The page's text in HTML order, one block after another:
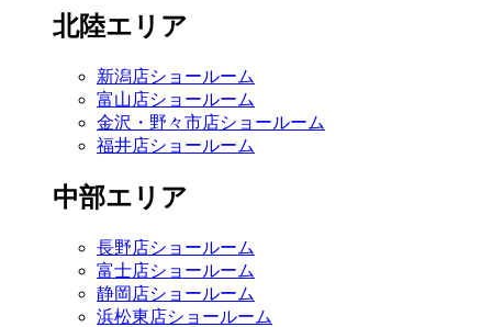
北陸エリア
新潟店ショールーム
富山店ショールーム
金沢・野々市店ショールーム
福井店ショールーム
中部エリア
長野店ショールーム
富士店ショールーム
静岡店ショールーム
浜松東店ショールーム